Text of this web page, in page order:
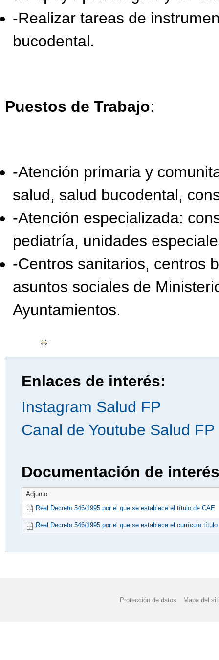
-Realizar tareas de
bucodental.
Puestos de Trabajo:
-Atención primaria y
salud, salud bucodental,
-Atención especializada:
pediatría, unidades
-Centros sanitarios, centros
asuntos sociales de
Ayuntamientos.
Enlaces de interés:
Instagram Salud FP
Canal de Youtube Salud FP
Documentación de
Adjunto
Real Decreto 546/1995 por el que se establece el título de CAE
Real Decreto 546/1995 por el que se establece el currículo
Protección de datos Mapa del